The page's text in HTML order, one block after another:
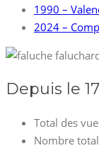
1990 –
2024 –
Depuis le
Total des
Nombre